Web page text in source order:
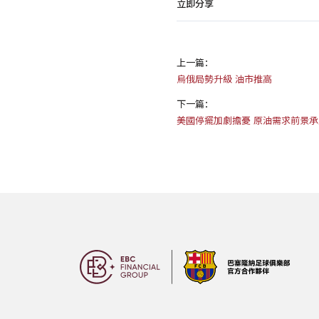
立即分享
上一篇：
烏俄局勢升級 油市推高
下一篇：
美國停擺加劇擔憂 原油需求前景